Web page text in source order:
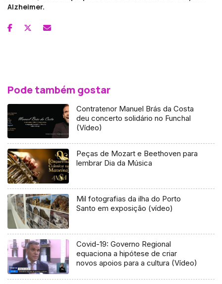
Alzheimer.
Pode também gostar
Contratenor Manuel Brás da Costa
deu concerto solidário no Funchal
(Vídeo)
Peças de Mozart e Beethoven para
lembrar Dia da Música
Mil fotografias da ilha do Porto
Santo em exposição (vídeo)
Covid-19: Governo Regional
equaciona a hipótese de criar
novos apoios para a cultura (Vídeo)